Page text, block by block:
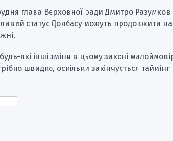
глава Верховної ради Дмитро
статус Донбасу можуть продовжити
які інші зміни в цьому законі
швидко, оскільки закінчується